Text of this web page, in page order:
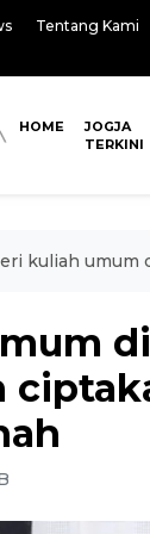
Tentang Kami
HOME
JOGJA
TERKINI
kuliah umum